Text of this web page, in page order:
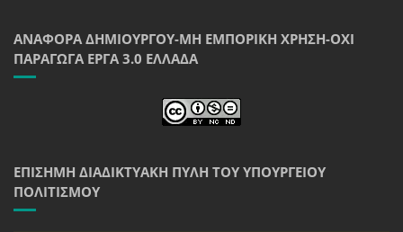
ΑΝΑΦΟΡΆ ΔΗΜΙΟΥΡΓΟΎ-ΜΗ ΕΜΠΟΡΙΚΉ ΧΡΉΣΗ-ΌΧΙ
ΠΑΡΆΓΩΓΑ ΈΡΓΑ 3.0 ΕΛΛΆΔΑ
ΕΠΊΣΗΜΗ ΔΙΑΔΙΚΤΥΑΚΉ ΠΎΛΗ ΤΟΥ ΥΠΟΥΡΓΕΊΟΥ
ΠΟΛΙΤΙΣΜΟΎ